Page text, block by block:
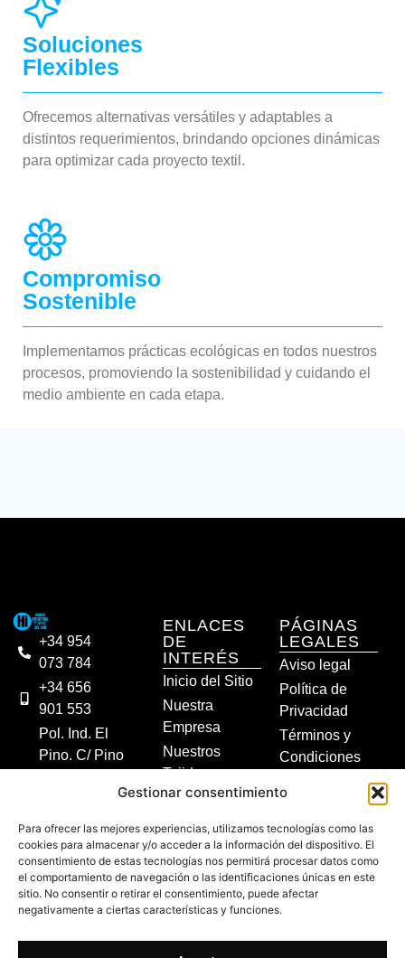
Gestionar consentimiento
Para ofrecer las mejores experiencias, utilizamos tecnologías como las
cookies para almacenar y/o acceder a la información del dispositivo. El
consentimiento de estas tecnologías nos permitirá procesar datos como
el comportamiento de navegación o las identificaciones únicas en este
sitio. No consentir o retirar el consentimiento, puede afectar
negativamente a ciertas características y funciones.
Soluciones
Flexibles
Ofrecemos alternativas versátiles y adaptables a
distintos requerimientos, brindando opciones dinámicas
para optimizar cada proyecto textil.
Compromiso
Sostenible
Implementamos prácticas ecológicas en todos nuestros
procesos, promoviendo la sostenibilidad y cuidando el
medio ambiente en cada etapa.
+34 954
073 784
+34 656
901 553
Pol. Ind. El
Pino. C/ Pino
info@hitesur.com
ENLACES
DE
INTERÉS
Inicio del Sitio
Nuestra
Empresa
Nuestros
Tejidos
Alquiler Textil
Contacto
TIENDA
ONLINE
PÁGINAS
LEGALES
Aviso legal
Política de
Privacidad
Términos y
Condiciones
Cookies
Accesibilidad
Copyright © 2020
HITERSUR, S.L. Todos
SÍGUENOS EN